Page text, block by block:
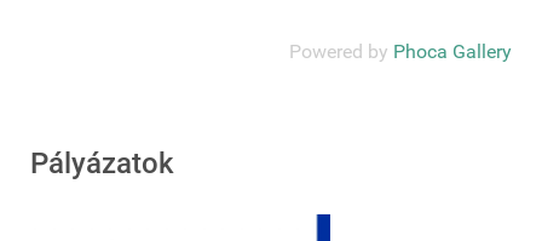
Powered by Phoca Gallery
Pályázatok